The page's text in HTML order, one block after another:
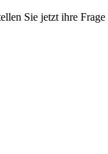
Sie jetzt ihre